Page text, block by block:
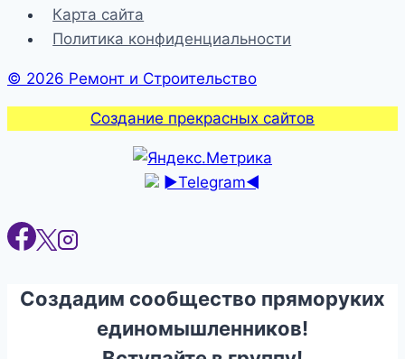
Карта сайта
Политика конфиденциальности
© 2026 Ремонт и Строительство
Создание прекрасных сайтов
►Telegram◄
Создадим сообщество пряморуких
единомышленников!